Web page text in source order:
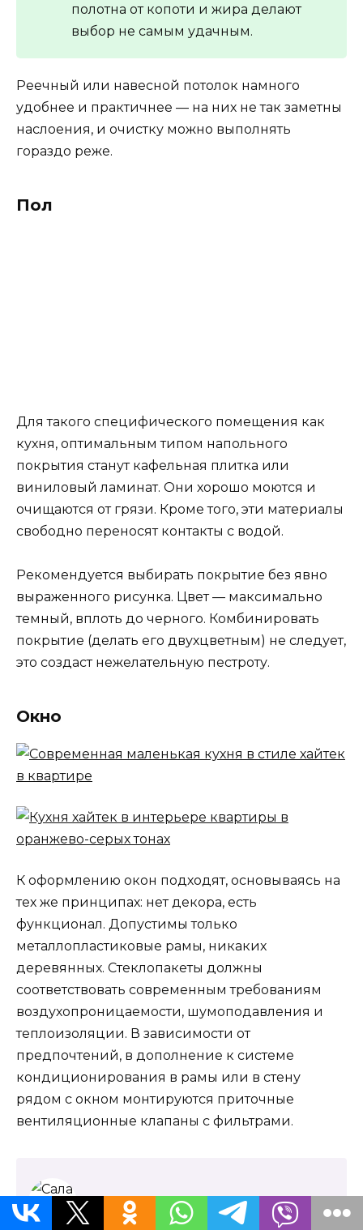
полотна от копоти и жира делают
выбор не самым удачным.
Реечный или навесной потолок намного
удобнее и практичнее — на них не так заметны
наслоения, и очистку можно выполнять
гораздо реже.
Пол
Для такого специфического помещения как
кухня, оптимальным типом напольного
покрытия станут кафельная плитка или
виниловый ламинат. Они хорошо моются и
очищаются от грязи. Кроме того, эти материалы
свободно переносят контакты с водой.
Рекомендуется выбирать покрытие без явно
выраженного рисунка. Цвет — максимально
темный, вплоть до черного. Комбинировать
покрытие (делать его двухцветным) не следует,
это создаст нежелательную пестроту.
Окно
К оформлению окон подходят, основываясь на
тех же принципах: нет декора, есть
функционал. Допустимы только
металлопластиковые рамы, никаких
деревянных. Стеклопакеты должны
соответствовать современным требованиям
воздухопроницаемости, шумоподавления и
теплоизоляции. В зависимости от
предпочтений, в дополнение к системе
кондиционирования в рамы или в стену
рядом с окном монтируются приточные
вентиляционные клапаны с фильтрами.